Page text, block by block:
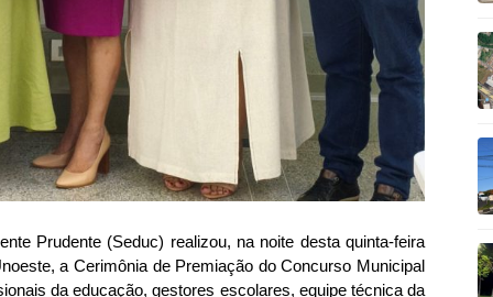
Prudente (Seduc) realizou, na noite desta quinta-feira
a Cerimônia de Premiação do Concurso Municipal
da educação, gestores escolares, equipe técnica da